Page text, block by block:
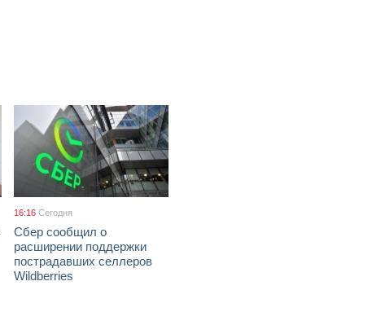
16:16 Сегодня
Сбер сообщил о
расширении поддержки
пострадавших селлеров
Wildberries